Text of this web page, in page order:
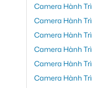
Camera Hành
Camera Hành
Camera Hành
Camera Hành
Camera Hành
Camera Hành